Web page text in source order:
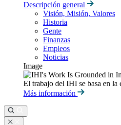
Descripción general
Visión, Misión, Valores
Historia
Gente
Finanzas
Empleos
Noticias
Image
El trabajo del IHI se basa en la
Más información